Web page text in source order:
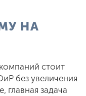
НА
стоит
без увеличения
главная задача